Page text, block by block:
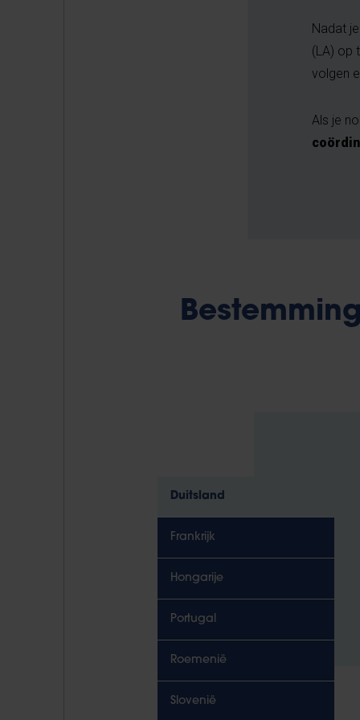
Nadat
(LA) op
volgen
Als je
Duitsland
Frankrijk
Hongarije
Portugal
Roemenië
Slovenië